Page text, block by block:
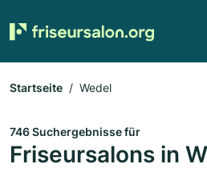
Startseite Wedel
746 Suchergebnisse für
Friseursalons in